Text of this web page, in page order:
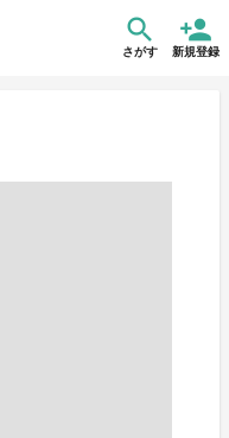
さがす 新規登録